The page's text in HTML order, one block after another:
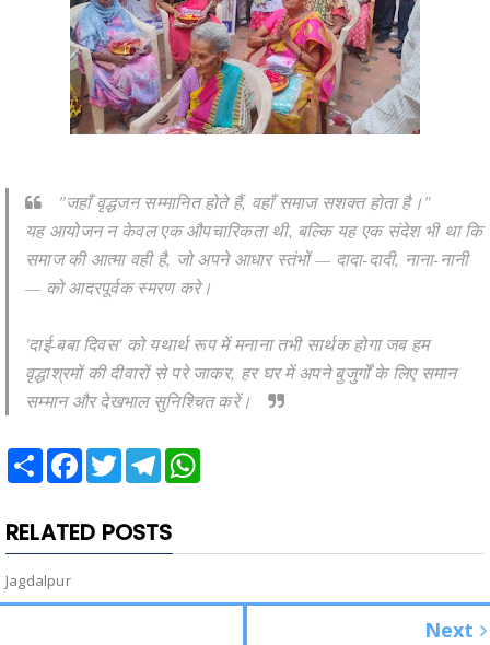
"जहाँ वृद्धजन सम्मानित होते हैं, वहाँ समाज सशक्त होता है।"
यह आयोजन न केवल एक औपचारिकता थी, बल्कि यह एक संदेश भी था कि
समाज की आत्मा वही है, जो अपने आधार स्तंभों — दादा-दादी, नाना-नानी
— को आदरपूर्वक स्मरण करे।
'दाई-बबा दिवस' को यथार्थ रूप में मनाना तभी सार्थक होगा जब हम
वृद्धाश्रमों की दीवारों से परे जाकर, हर घर में अपने बुजुर्गों के लिए समान
सम्मान और देखभाल सुनिश्चित करें।
Share Facebook
TwitterTelegram
RELATED POSTS
Jagdalpur
Next